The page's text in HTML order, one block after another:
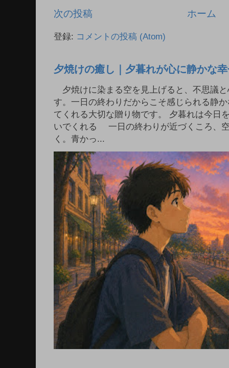
次の投稿 ホーム
登録: コメントの投稿 (Atom)
夕焼けの癒し｜夕暮れが心に静かな
夕焼けに染まる空を見上げると、不思議
す。一日の終わりだからこそ感じられる静
てくれる大切な贈り物です。 夕暮れは今日
いでくれる 一日の終わりが近づくころ、
く。青かっ...